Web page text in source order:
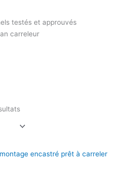
testés et approuvés
carreleur